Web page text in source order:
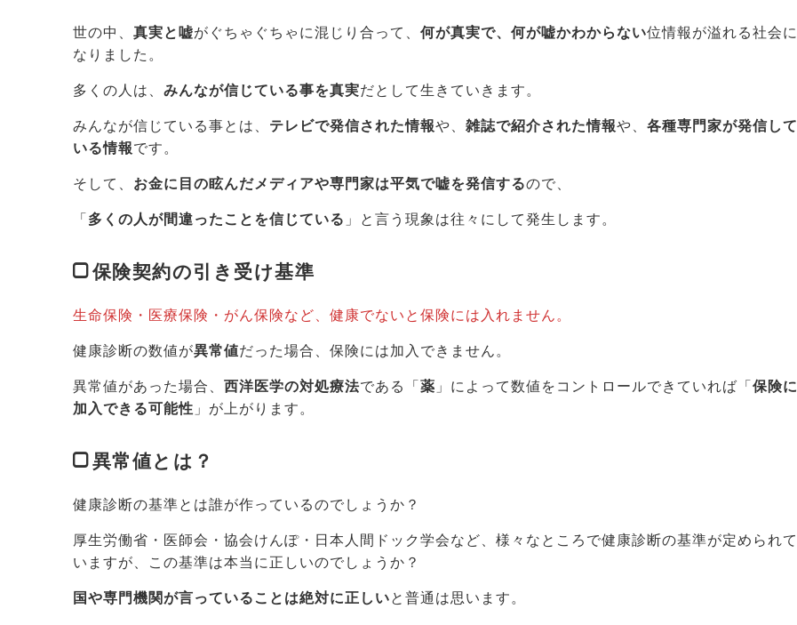
世の中、 真実と嘘がぐちゃぐちゃに混じり合って、 何が真実で、何が嘘かわからない位情報が溢れる社会に
なりました。
多くの人は、 みんなが信じている事を真実だとして生きていきます。
みんなが信じている事とは、 テレビで発信された情報や、 雑誌で紹介された情報や、 各種専門家が発信して
いる情報です。
そして、 お金に目の眩んだメディアや専門家は平気で嘘を発信するので、
「 多くの人が間違ったことを信じている 」と言う現象は往々にして発生します。
保険契約の引き受け基準
生命保険・医療保険・がん保険など、健康でないと保険には入れません。
健康診断の数値が異常値だった場合、保険には加入できません。
異常値があった場合、 西洋医学の対処療法である「 薬 」によって数値をコントロールできていれば「 保険に
加入できる可能性 」が上がります。
異常値とは？
健康診断の基準とは誰が作っているのでしょうか？
厚生労働省・医師会・協会けんぽ・日本人間ドック学会など、様々なところで健康診断の基準が定められて
いますが、この基準は本当に正しいのでしょうか？
国や専門機関が言っていることは絶対に正しいと普通は思います。